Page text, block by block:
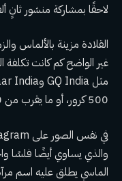
لاحقًا بمشاركة منشور
القلادة مزينة بالألماس
غير الواضح كم كانت تكلفة
500 كرور، أو ما يقرب من 60 مليون دولار.
الماسي يطلق عليه اسم